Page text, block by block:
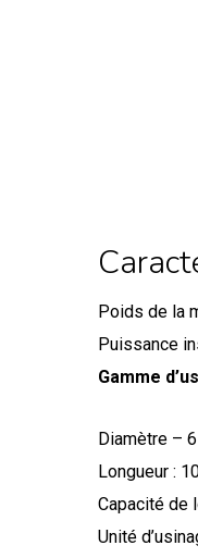
Poids de la
Puissance
Gamme
Diamètre –
Longueur :
Capacité de
Unité